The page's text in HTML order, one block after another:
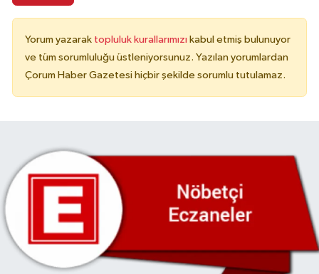
Yorum yazarak topluluk kurallarımızı kabul etmiş bulunuyor
ve tüm sorumluluğu üstleniyorsunuz. Yazılan yorumlardan
Çorum Haber Gazetesi hiçbir şekilde sorumlu tutulamaz.